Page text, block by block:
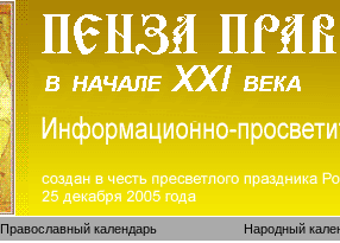
Православный календарь Народный